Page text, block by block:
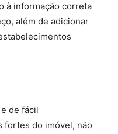
à informação correta
além de adicionar
de fácil
fortes do imóvel, não